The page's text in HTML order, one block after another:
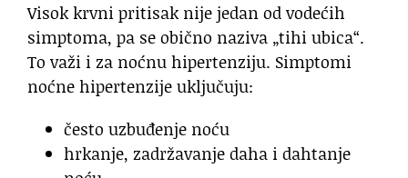
Visok krvni pritisak nije jedan od vodećih
simptoma, pa se obično naziva „tihi ubica“.
To važi i za noćnu hipertenziju. Simptomi
noćne hipertenzije uključuju:
često uzbuđenje noću
hrkanje, zadržavanje daha i dahtanje